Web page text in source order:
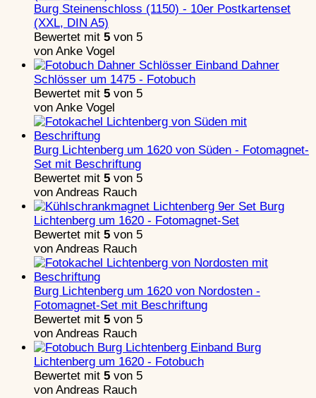
Burg Steinenschloss (1150) - 10er Postkartenset
(XXL, DIN A5)
Bewertet mit 5 von 5
von Anke Vogel
Dahner
Schlösser um 1475 - Fotobuch
Bewertet mit 5 von 5
von Anke Vogel
Burg Lichtenberg um 1620 von Süden - Fotomagnet-
Set mit Beschriftung
Bewertet mit 5 von 5
von Andreas Rauch
Burg
Lichtenberg um 1620 - Fotomagnet-Set
Bewertet mit 5 von 5
von Andreas Rauch
Burg Lichtenberg um 1620 von Nordosten -
Fotomagnet-Set mit Beschriftung
Bewertet mit 5 von 5
von Andreas Rauch
Burg
Lichtenberg um 1620 - Fotobuch
Bewertet mit 5 von 5
von Andreas Rauch